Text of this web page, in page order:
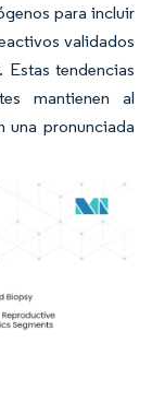
para incluir
validados
tendencias
mantienen al
una pronunciada